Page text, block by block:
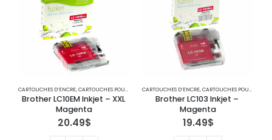
CARTOUCHES D’ENCRE,CARTOUCHES POUR IMPRIMANTES BROTHER ,IMPRIMANTE JET D'ENCRE
Brother LC10EM Inkjet – XXL
Magenta
20.49$
CARTOUCHES D’ENCRE,CARTOUCHES POUR IMPRIMANTES BROTHER
Brother LC103 Inkjet –
Magenta
19.49$